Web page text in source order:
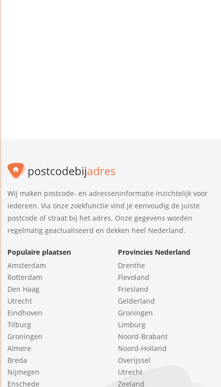
Wij maken postcode- en adresseninformatie inzichtelijk voor
iedereen. Via onze zoekfunctie vind je eenvoudig de juiste
postcode of straat bij het adres. Onze gegevens worden
regelmatig geactualiseerd en dekken heel Nederland.
Populaire plaatsen
Amsterdam
Rotterdam
Den Haag
Utrecht
Eindhoven
Tilburg
Groningen
Almere
Breda
Nijmegen
Enschede
Provincies Nederland
Drenthe
Flevoland
Friesland
Gelderland
Groningen
Limburg
Noord-Brabant
Noord-Holland
Overijssel
Utrecht
Zeeland